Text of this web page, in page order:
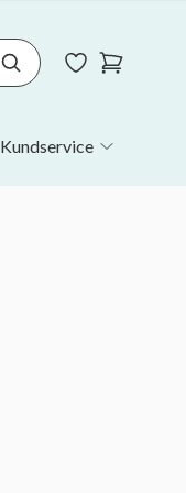
Kundservice